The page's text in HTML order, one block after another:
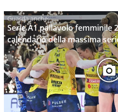
Serie A1 pallavolo femminile
calendario della massima